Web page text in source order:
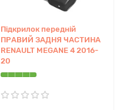
Підкрилок передній
ПРАВИЙ ЗАДНЯ ЧАСТИНА
RENAULT MEGANE 4 2016-
20